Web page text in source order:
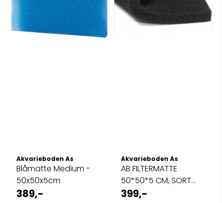
Akvarieboden As
Blåmatte Medium -
50x50x5cm
389,-
Akvarieboden As
AB FILTERMATTE
50*50*5 CM, SORT
Medium 30ppi
399,-